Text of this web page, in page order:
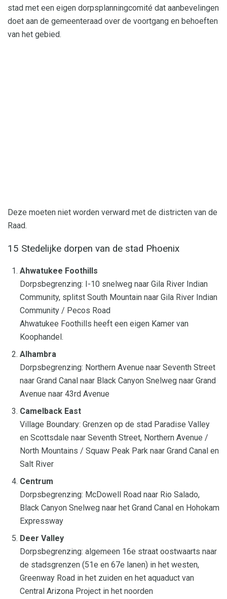
stad met een eigen dorpsplanningcomité dat aanbevelingen
doet aan de gemeenteraad over de voortgang en behoeften
van het gebied.
Deze moeten niet worden verward met de districten van de
Raad.
15 Stedelijke dorpen van de stad Phoenix
Ahwatukee Foothills
Dorpsbegrenzing: I-10 snelweg naar Gila River Indian
Community, splitst South Mountain naar Gila River Indian
Community / Pecos Road
Ahwatukee Foothills heeft een eigen Kamer van
Koophandel.
Alhambra
Dorpsbegrenzing: Northern Avenue naar Seventh Street
naar Grand Canal naar Black Canyon Snelweg naar Grand
Avenue naar 43rd Avenue
Camelback East
Village Boundary: Grenzen op de stad Paradise Valley
en Scottsdale naar Seventh Street, Northern Avenue /
North Mountains / Squaw Peak Park naar Grand Canal en
Salt River
Centrum
Dorpsbegrenzing: McDowell Road naar Rio Salado,
Black Canyon Snelweg naar het Grand Canal en Hohokam
Expressway
Deer Valley
Dorpsbegrenzing: algemeen 16e straat oostwaarts naar
de stadsgrenzen (51e en 67e lanen) in het westen,
Greenway Road in het zuiden en het aquaduct van
Central Arizona Project in het noorden